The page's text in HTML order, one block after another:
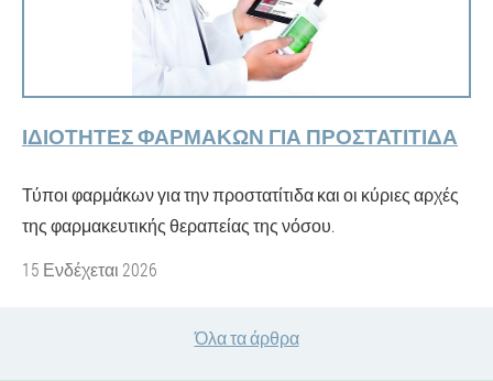
ΙΔΙΌΤΗΤΕΣ ΦΑΡΜΆΚΩΝ ΓΙΑ ΠΡΟΣΤΑΤΊΤΙΔΑ
Τύποι φαρμάκων για την προστατίτιδα και οι κύριες αρχές
της φαρμακευτικής θεραπείας της νόσου.
15 Ενδέχεται 2026
Όλα τα άρθρα